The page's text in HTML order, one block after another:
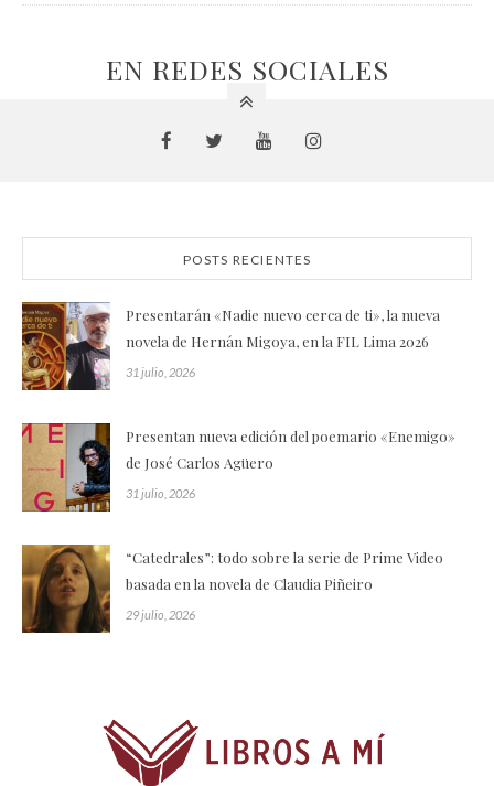
EN REDES SOCIALES
POSTS RECIENTES
Presentarán «Nadie nuevo cerca de ti», la nueva
novela de Hernán Migoya, en la FIL Lima 2026
31 julio, 2026
Presentan nueva edición del poemario «Enemigo»
de José Carlos Agüero
31 julio, 2026
“Catedrales”: todo sobre la serie de Prime Video
basada en la novela de Claudia Piñeiro
29 julio, 2026